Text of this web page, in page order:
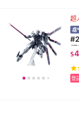
超
$
登